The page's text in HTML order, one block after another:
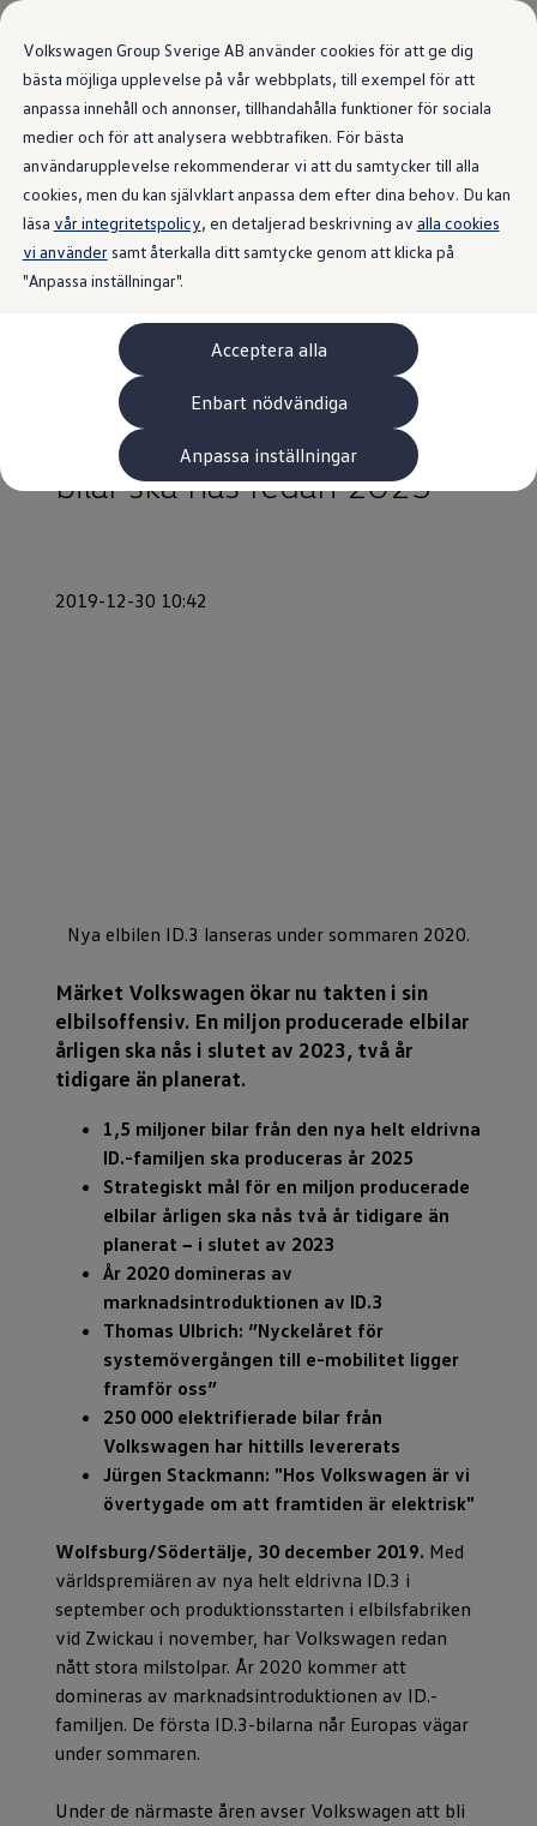
Volkswagen Group Sverige AB använder cookies för att ge dig
bästa möjliga upplevelse på vår webbplats, till exempel för att
anpassa innehåll och annonser, tillhandahålla funktioner för sociala
medier och för att analysera webbtrafiken. För bästa
användarupplevelse rekommenderar vi att du samtycker till alla
cookies, men du kan självklart anpassa dem efter dina behov. Du kan
läsa vår integritetspolicy, en detaljerad beskrivning av alla cookies
vi användersamt återkalla ditt samtycke genom att klicka på
"Anpassa inställningar".
Acceptera alla
Enbart nödvändiga
Anpassa inställningar
Senaste nyttfrån Volkswagen
Sverige.
Volkswagen höjer
prognosen för elbilar –
årsproduktion av en miljon
bilar ska nås redan 2023
2019-12-30 10:42
Nya elbilen ID.3 lanseras under sommaren 2020.
Märket Volkswagen ökar nu takten i sin
elbilsoffensiv. En miljon producerade elbilar
årligen ska nås i slutet av 2023, två år
tidigare än planerat.
1,5 miljoner bilar från den nya helt eldrivna
ID.-familjen ska produceras år 2025
Strategiskt mål för en miljon producerade
elbilar årligen ska nås två år tidigare än
planerat − i slutet av 2023
År 2020 domineras av
marknadsintroduktionen av ID.3
Thomas Ulbrich: ”Nyckelåret för
systemövergången till e-mobilitet ligger
framför oss”
250 000 elektrifierade bilar från
Volkswagen har hittills levererats
Jürgen Stackmann: "Hos Volkswagen är vi
övertygade om att framtiden är elektrisk"
Wolfsburg/Södertälje, 30 december 2019. Med
världspremiären av nya helt eldrivna ID.3 i
september och produktionsstarten i elbilsfabriken
vid Zwickau i november, har Volkswagen redan
nått stora milstolpar. År 2020 kommer att
domineras av marknadsintroduktionen av ID.-
familjen. De första ID.3-bilarna når Europas vägar
under sommaren.
Under de närmaste åren avser Volkswagen att bli